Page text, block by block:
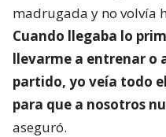
madrugada y no volvía
Cuando llegaba lo
llevarme a entrenar o
partido, yo veía todo
para que a nosotros
aseguró.